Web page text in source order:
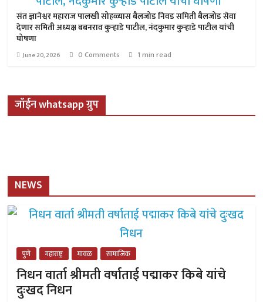
संत ज्ञानेश्वर महाराज पालखी सोहळ्यास बैलजोड निवड समिती बैलजोड सेवा
देणार समिती अध्यक्ष बबनराव कुऱ्हाडे पाटील, नंदकुमार कुऱ्हाडे पाटील यांची
घोषणा
June 20, 2026 0 Comments 1 min read
जॉईन whatsapp ग्रुप
NEWS
पुणे महाराष्ट्र मावळ सामाजिक
निधन वार्ता श्रीमती वर्षाताई पद्माकर किबे यांचे
दुःखद निधन